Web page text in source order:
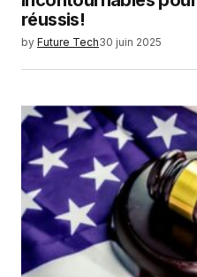
réussis!
by Future Tech30 juin 2025